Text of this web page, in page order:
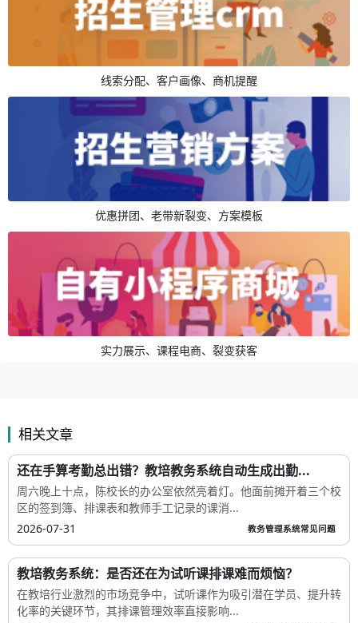
线索分配、客户画像、商机提醒
优惠拼团、老带新裂变、方案模板
实力展示、课程电商、裂变获客
相关文章
还在手算考勤总出错？教培教务系统自动生成出勤...
周六晚上十点，陈校长的办公室依然亮着灯。他面前摊开着三个校
区的签到簿、排课表和教师手工记录的课消...
2026-07-31
教务管理系统常见问题
教培教务系统：是否还在为试听课排课难而烦恼？
在教培行业激烈的市场竞争中，试听课作为吸引潜在学员、提升转
化率的关键环节，其排课管理效率直接影响...